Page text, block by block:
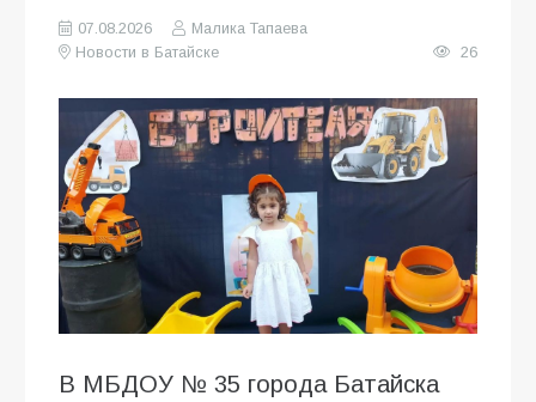
07.08.2026
Малика Тапаева
Новости в Батайске
26
В МБДОУ № 35 города Батайска